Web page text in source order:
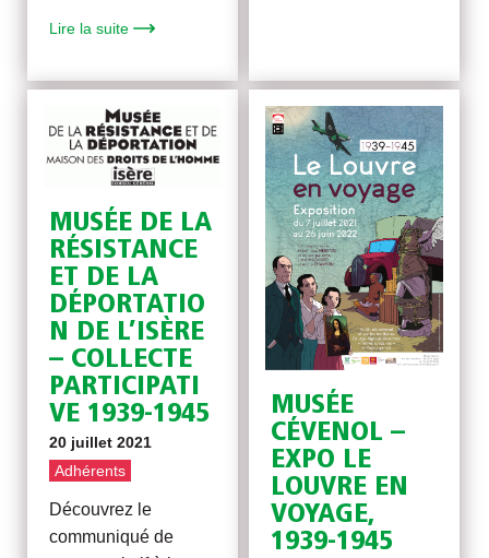
Lire la suite
MUSÉE DE LA
RÉSISTANCE
ET DE LA
DÉPORTATIO
N DE L’ISÈRE
– COLLECTE
PARTICIPATI
VE 1939-1945
20 juillet 2021
Adhérents
Découvrez le
communiqué de
MUSÉE
CÉVENOL –
EXPO LE
LOUVRE EN
VOYAGE,
1939-1945